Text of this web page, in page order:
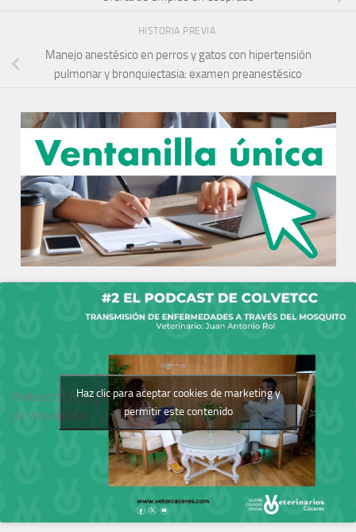
HISTORIA PREVIA
Manejo anestésico en perros y gatos con hipertensión
pulmonar y bronquiectasia: examen preanestésico
Podcast del Colegio
de Veterinarios
Haz clic para aceptar cookies de marketing y
permitir este contenido